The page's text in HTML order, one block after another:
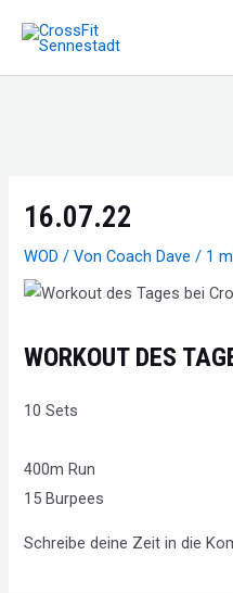
Inhalt
springen
16.07.22
WOD / VonCoach Dave/ 1
WORKOUT DES
10 Sets
400m Run
15 Burpees
Schreibe deine Zeit in die